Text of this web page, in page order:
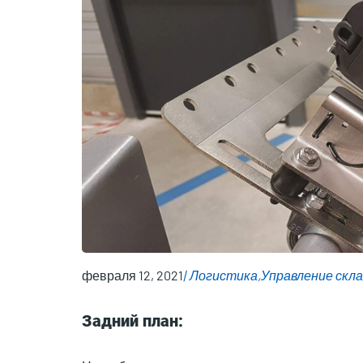
февраля 12, 2021 Логистика Управление
Задний план: